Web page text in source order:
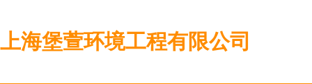
上海堡萱环境工程有限公司